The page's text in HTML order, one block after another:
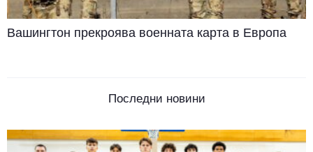
Вашингтон прекроява военната карта в Европа
Последни новини